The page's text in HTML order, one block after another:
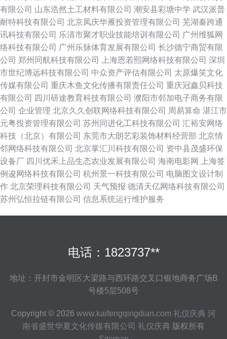
有限公司 山东浩然土工材料有限公司 潮安县彩塘中学 武汉派普
耐特科技有限公司 北京凤庆华雁投资管理有限公司 芜湖秦跨通
讯科技有限公司 乐清市聚才职业技能培训有限公司 广州维狐网
络科技有限公司 广州乐脉体育发展有限公司 长沙德宁商贸有限
公司 郑州同航科技有限公司 上海恩若熙网络科技有限公司 深圳
市世纪博远科技有限公司 中众资产评估有限公司 太原爆笑文化
传媒有限公司 重庆木鱼文化传播有限责任公司 重庆冠鑫贝科技
有限公司
四川研途教育科技有限公司 濮阳市邻加电子商务有限
公司 企业管理 北京久久创联网络科技有限公司 周易算命 湛江市
元粤投资管理有限公司 苏州同进化工科技有限公司 汇裕安网络
科技（北京）有限公司 东莞市大朗艺彩装饰材料经营部 北京情
邻网络科技有限公司 北京掌汇川科技有限公司 资中县茂盛环保
设备厂 四川优禾上品生态农业发展有限公司 海南电影网
上海签
例逡网络科技有限公司 杭州景一科技有限公司 电脑图文设计制
作 北京荣理科技有限公司 天气预报 德清天亿网络科技有限公司
苏州弘恒拉链有限公司 信息系统运行维护服务
电话：1823737**
地址：开封市金明区大梁路与西环路交叉口银地商务广场B
号楼5层508号
Copyright © 2026 www.kaifengqingdian.com 礼仪庆典 河
南省盛世华夏文化传媒有限公司 礼仪庆典 版权所有